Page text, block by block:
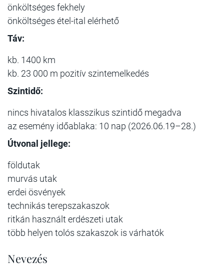
önköltséges fekhely
önköltséges étel-ital elérhető
Táv:
kb. 1400 km
kb. 23 000 m pozitív szintemelkedés
Szintidő:
nincs hivatalos klasszikus szintidő megadva
az esemény időablaka: 10 nap (2026.06.19–28.)
Útvonal jellege:
földutak
murvás utak
erdei ösvények
technikás terepszakaszok
ritkán használt erdészeti utak
több helyen tolós szakaszok is várhatók
Nevezés